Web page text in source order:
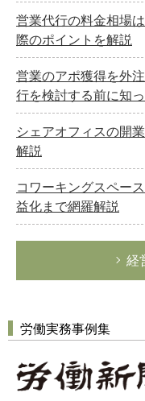
営業代行の料金相場
際のポイントを解説
営業のアポ獲得を外
行を検討する前に知
シェアオフィスの開
解説
コワーキングスペー
益化まで網羅解説
経
労働実務事例集